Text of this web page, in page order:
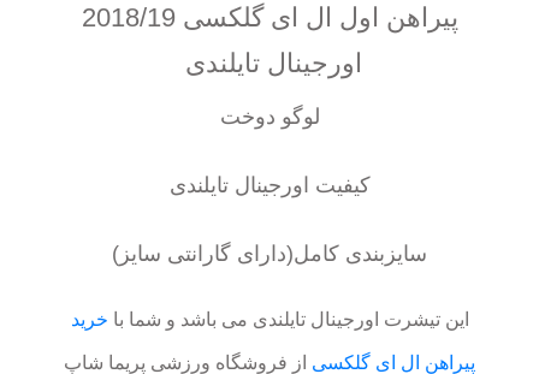
پیراهن اول ال ای گلکسی 2018/19
اورجینال تایلندی
لوگو دوخت
کیفیت اورجینال تایلندی
سایزبندی کامل(دارای گارانتی سایز)
این تیشرت اورجینال تایلندی می باشد و شما با خرید
پیراهن ال ای گلکسی از فروشگاه ورزشی پریما شاپ